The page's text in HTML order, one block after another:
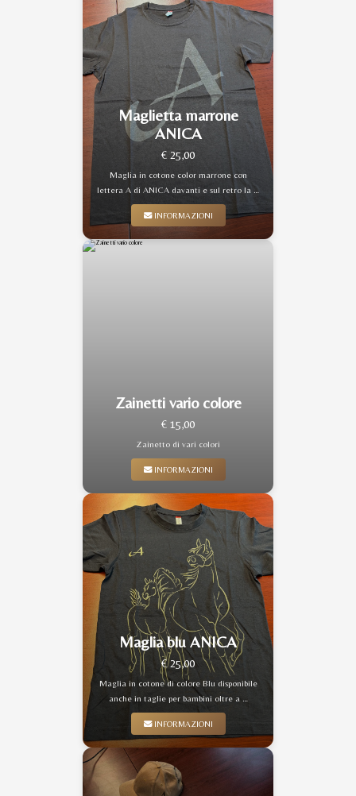
Maglietta marrone
ANICA
€ 25,00
Maglia in cotone color marrone con
lettera A di ANICA davanti e sul retro la …
INFORMAZIONI
Zainetti vario colore
€ 15,00
Zainetto di vari colori
INFORMAZIONI
Maglia blu ANICA
€ 25,00
Maglia in cotone di colore Blu disponibile
anche in taglie per bambini oltre a …
INFORMAZIONI